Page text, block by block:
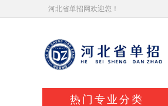
河北省单招网欢迎您！
热门专业分类